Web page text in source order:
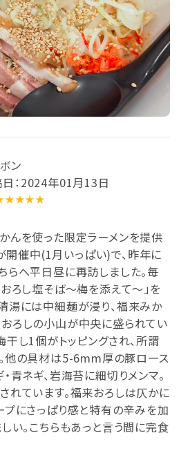
ン
：2024年01月13日
んを使った限定ラーメンを提供
開催中(1月いっぱい)で、昨年に
らへ平日昼に再訪しました。毎
ろし塩そば～梅を添えて～」を
湯には中細麺が浸り、福来みか
ろしの小山が中央に盛られてい
干し1個がトッピングされ、所謂
他の具材は5-6mm厚の豚ロース
青ネギ、岩海苔に細切りメンマ。
れています。福来おろしは仄かに
プにさっぱり感と特有の辛みを加
い。こちらもあっと言う間に完食